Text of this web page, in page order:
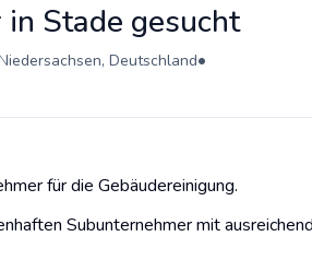
Stade gesucht
Deutschland•
für die Gebäudereinigung.
Subunternehmer mit ausreichend